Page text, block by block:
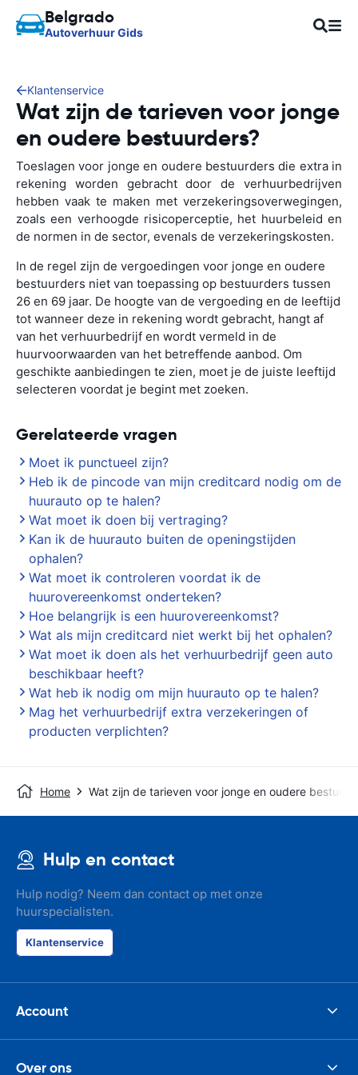
Belgrado
Autoverhuur Gids
Klantenservice
Wat zijn de tarieven voor jonge
en oudere bestuurders?
Toeslagen voor jonge en oudere bestuurders die extra in
rekening worden gebracht door de verhuurbedrijven
hebben vaak te maken met verzekeringsoverwegingen,
zoals een verhoogde risicoperceptie, het huurbeleid en
de normen in de sector, evenals de verzekeringskosten.
In de regel zijn de vergoedingen voor jonge en oudere
bestuurders niet van toepassing op bestuurders tussen
26 en 69 jaar. De hoogte van de vergoeding en de leeftijd
tot wanneer deze in rekening wordt gebracht, hangt af
van het verhuurbedrijf en wordt vermeld in de
huurvoorwaarden van het betreffende aanbod. Om
geschikte aanbiedingen te zien, moet je de juiste leeftijd
selecteren voordat je begint met zoeken.
Gerelateerde vragen
Moet ik punctueel zijn?
Heb ik de pincode van mijn creditcard nodig om de
huurauto op te halen?
Wat moet ik doen bij vertraging?
Kan ik de huurauto buiten de openingstijden
ophalen?
Wat moet ik controleren voordat ik de
huurovereenkomst onderteken?
Hoe belangrijk is een huurovereenkomst?
Wat als mijn creditcard niet werkt bij het ophalen?
Wat moet ik doen als het verhuurbedrijf geen auto
beschikbaar heeft?
Wat heb ik nodig om mijn huurauto op te halen?
Mag het verhuurbedrijf extra verzekeringen of
producten verplichten?
Home Wat zijn de tarieven voor jonge en oudere
Hulp en contact
Hulp nodig? Neem dan contact op met onze
huurspecialisten.
Klantenservice
Account
Over ons